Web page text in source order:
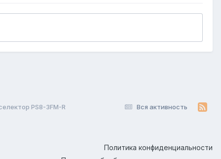
Вся активность
PS8-3FM-R
Политика конфиденциальности